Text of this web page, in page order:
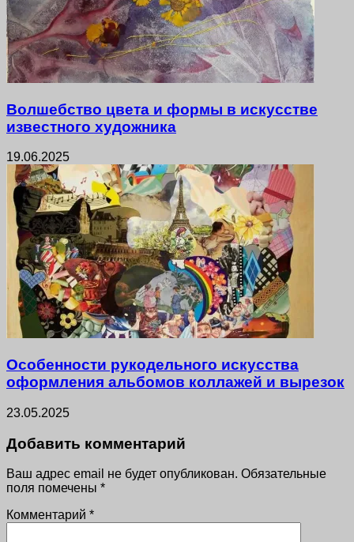
Волшебство цвета и формы в искусстве
известного художника
19.06.2025
Особенности рукодельного искусства
оформления альбомов коллажей и вырезок
23.05.2025
Добавить комментарий
Ваш адрес email не будет опубликован. Обязательные
поля помечены *
Комментарий *